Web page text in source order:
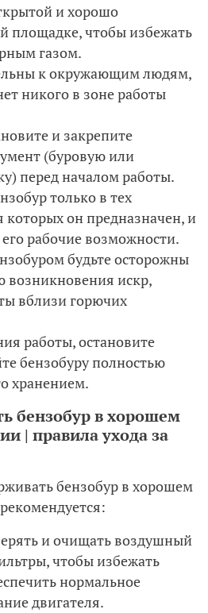
и хорошо
площадке, чтобы избежать
газом.
к окружающим людям,
никого в зоне работы
и закрепите
(буровую или
перед началом работы.
только в тех
которых он предназначен, и
рабочие возможности.
будьте осторожны
возникновения искр,
вблизи горючих
работы, остановите
бензобуру полностью
хранением.
бензобур в хорошем
| правила ухода за
бензобур в хорошем
и очищать воздушный
чтобы избежать
нормальное
двигателя.